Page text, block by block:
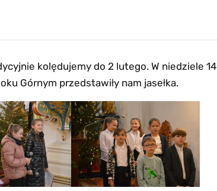
kolędujemy do 2 lutego. W niedziele 14
Górnym przedstawiły nam jasełka.